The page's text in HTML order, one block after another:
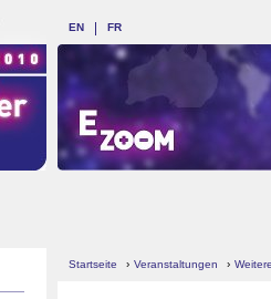
EN FR
Startseite › Veranstaltungen ›